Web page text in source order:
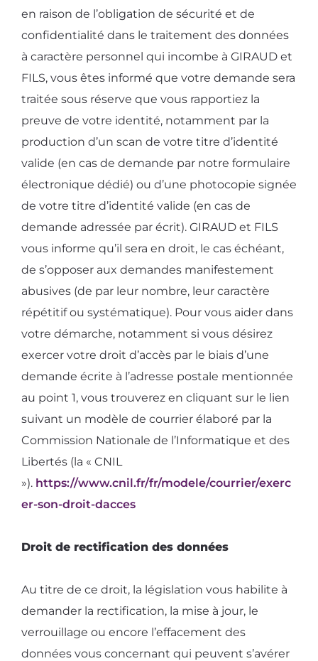
en raison de l’obligation de sécurité et de
confidentialité dans le traitement des données
à caractère personnel qui incombe à GIRAUD et
FILS, vous êtes informé que votre demande sera
traitée sous réserve que vous rapportiez la
preuve de votre identité, notamment par la
production d’un scan de votre titre d’identité
valide (en cas de demande par notre formulaire
électronique dédié) ou d’une photocopie signée
de votre titre d’identité valide (en cas de
demande adressée par écrit). GIRAUD et FILS
vous informe qu’il sera en droit, le cas échéant,
de s’opposer aux demandes manifestement
abusives (de par leur nombre, leur caractère
répétitif ou systématique). Pour vous aider dans
votre démarche, notamment si vous désirez
exercer votre droit d’accès par le biais d’une
demande écrite à l’adresse postale mentionnée
au point 1, vous trouverez en cliquant sur le lien
suivant un modèle de courrier élaboré par la
Commission Nationale de l’Informatique et des
Libertés (la « CNIL
»). https://www.cnil.fr/fr/modele/courrier/exerc
er-son-droit-dacces
Droit de rectification des données
Au titre de ce droit, la législation vous habilite à
demander la rectification, la mise à jour, le
verrouillage ou encore l’effacement des
données vous concernant qui peuvent s’avérer